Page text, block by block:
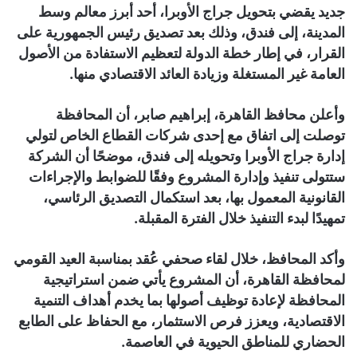
جديد يقضي بتحويل جراج الأوبرا، أحد أبرز معالم وسط
المدينة، إلى فندق، وذلك بعد تصديق رئيس الجمهورية على
القرار، في إطار خطة الدولة لتعظيم الاستفادة من الأصول
العامة غير المستغلة وزيادة العائد الاقتصادي منها.
وأعلن محافظ القاهرة، إبراهيم صابر، أن المحافظة
توصلت إلى اتفاق مع إحدى شركات القطاع الخاص لتولي
إدارة جراج الأوبرا وتحويله إلى فندق، موضحًا أن الشركة
ستتولى تنفيذ وإدارة المشروع وفقًا للضوابط والإجراءات
القانونية المعمول بها، بعد استكمال التصديق الرئاسي،
تمهيدًا لبدء التنفيذ خلال الفترة المقبلة.
وأكد المحافظ، خلال لقاء صحفي عُقد بمناسبة العيد القومي
لمحافظة القاهرة، أن المشروع يأتي ضمن استراتيجية
المحافظة لإعادة توظيف أصولها بما يخدم أهداف التنمية
الاقتصادية، ويعزز فرص الاستثمار، مع الحفاظ على الطابع
الحضاري للمناطق الحيوية في العاصمة.